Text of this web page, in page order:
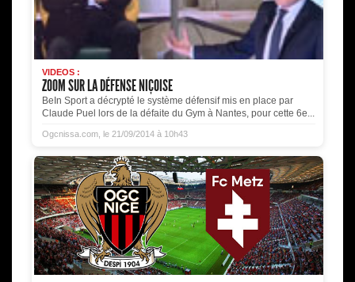
VIDEOS :
ZOOM SUR LA DÉFENSE NIÇOISE
BeIn Sport a décrypté le système défensif mis en place par
Claude Puel lors de la défaite du Gym à Nantes, pour cette 6e...
Ogcnissa.com, le 21/09/2014 à 10h43